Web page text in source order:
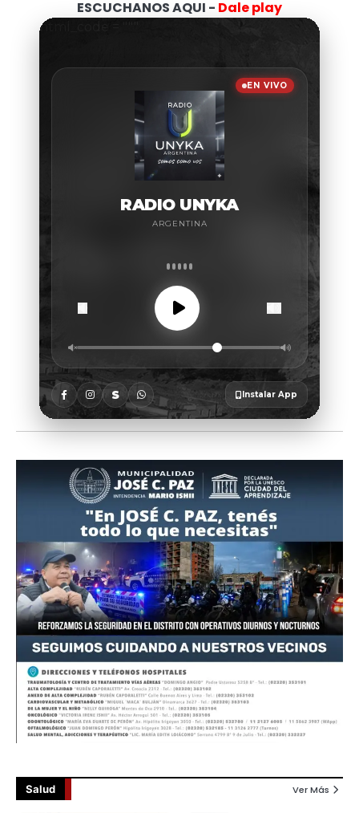
ESCUCHANOS AQUI - Dale play
Salud Ver Más